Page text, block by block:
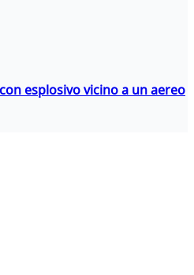
esplosivo vicino a un aereo